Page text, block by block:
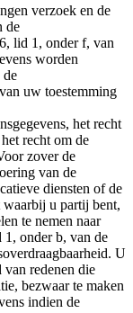
verzoek en de
de
lid 1, onder f, van
worden
de
uw toestemming
het recht
recht om de
zover de
van de
diensten of de
waarbij u partij bent,
te nemen naar
onder b, van de
U
redenen die
bezwaar te maken
indien de